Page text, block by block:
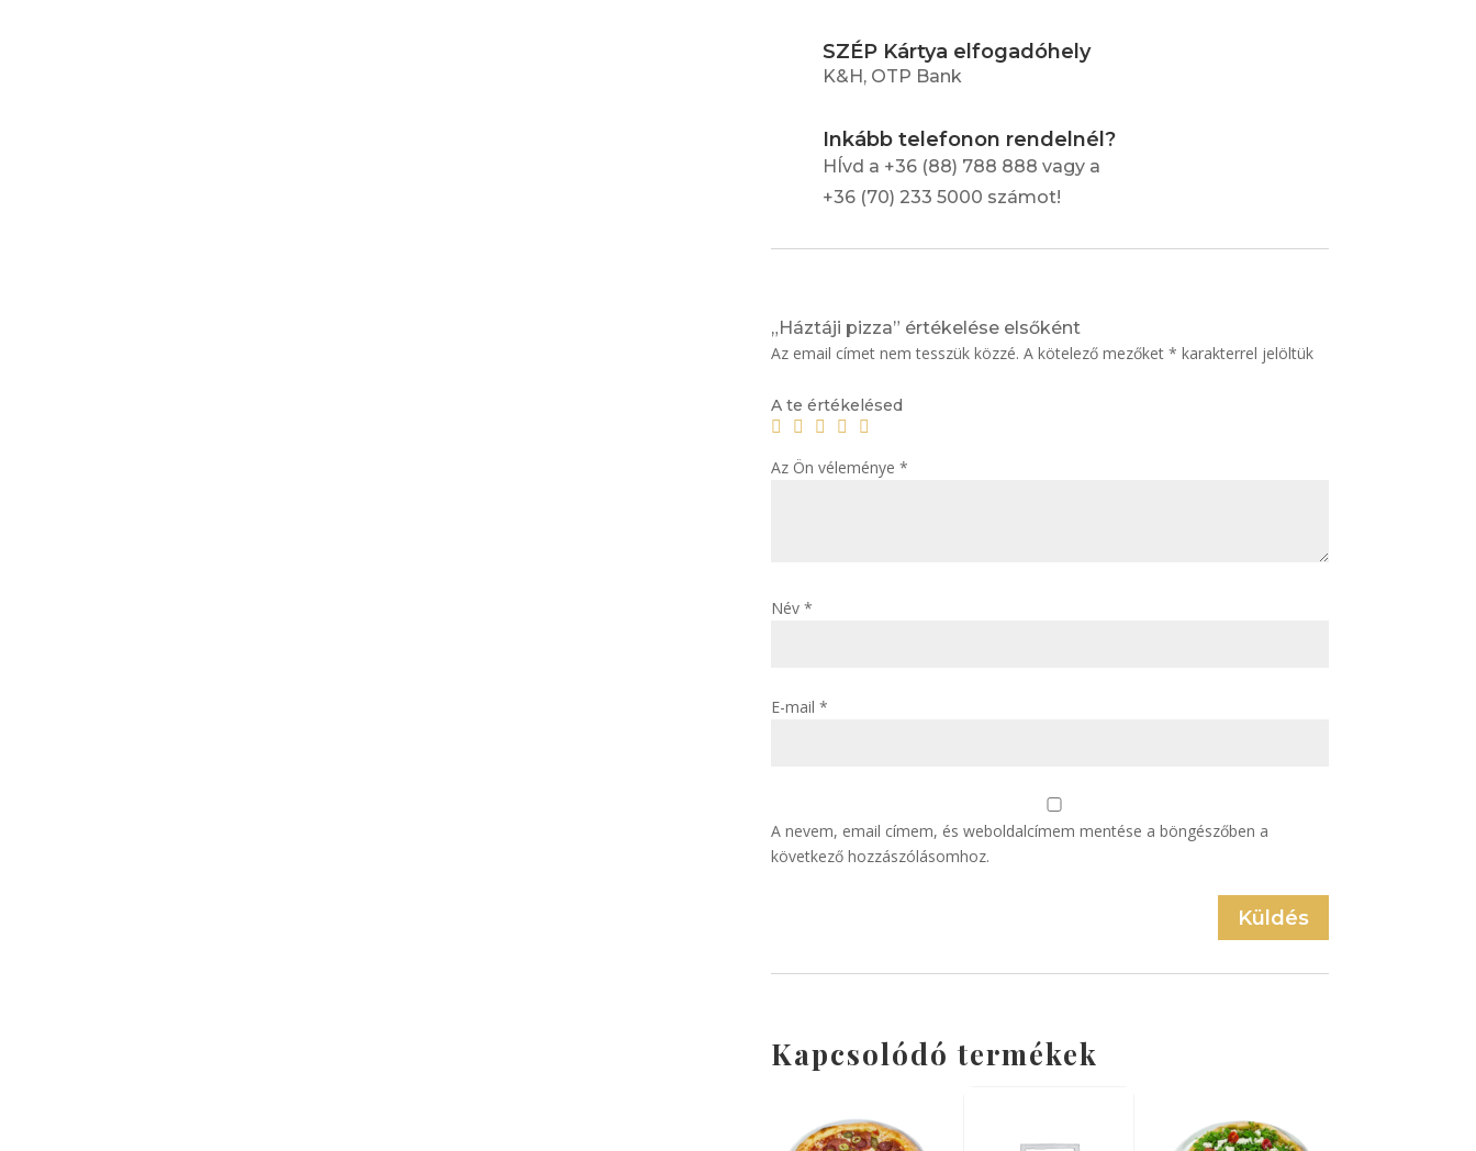
SZÉP Kártya elfogadóhely
K&H, OTP Bank
Inkább telefonon rendelnél?
HÍvd a +36 (88) 788 888 vagy a
+36 (70) 233 5000 számot!
„Háztáji pizza” értékelése elsőként
Az email címet nem tesszük közzé. A kötelező mezőket * karakterrel jelöltük
A te értékelésed
Az Ön véleménye *
Név *
E-mail *
A nevem, email címem, és weboldalcímem mentése a böngészőben a
következő hozzászólásomhoz.
Küldés
Kapcsolódó termékek